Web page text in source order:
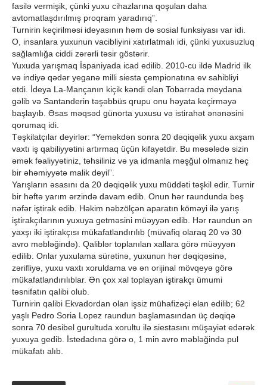
fasilə vermişik, çünki yuxu cihazlarına qoşulan daha
avtomatlaşdırılmış proqram yaradırıq”.
Turnirin keçirilməsi ideyasının həm də sosial funksiyası var idi.
O, insanlara yuxunun vacibliyini xatırlatmalı idi, çünki yuxusuzluq
sağlamlığa ciddi zərərli təsir göstərir.
Yuxuda yarışmaq İspaniyada icad edilib. 2010-cu ildə Madrid ilk
və indiyə qədər yeganə milli siesta çempionatına ev sahibliyi
etdi. İdeya La-Mançanın kiçik kəndi olan Tobarrada meydana
gəlib və Santanderin təşəbbüs qrupu onu həyata keçirməyə
başlayıb. Əsas məqsəd günorta yuxusu və istirahət ənənəsini
qorumaq idi.
Təşkilatçılar deyirlər: “Yeməkdən sonra 20 dəqiqəlik yuxu axşam
vaxtı iş qabiliyyətini artırmaq üçün kifayətdir. Bu məsələdə sizin
əmək fəaliyyətiniz, təhsiliniz və ya idmanla məşğul olmanız heç
bir əhəmiyyətə malik deyil”.
Yarışların əsasını da 20 dəqiqəlik yuxu müddəti təşkil edir. Turnir
bir həftə yarım ərzində davam edib. Onun hər raundunda beş
nəfər iştirak edib. Həkim nəbzölçən aparatın köməyi ilə yarış
iştirakçılarının yuxuya getməsini müəyyən edib. Hər raundun ən
yaxşı iki iştirakçısı mükafatlandırılıb (müvafiq olaraq 20 və 30
avro məbləğində). Qaliblər toplanılan xallara görə müəyyən
edilib. Onlar yuxulama sürətinə, yuxunun hər dəqiqəsinə,
zərifliyə, yuxu vaxtı xoruldama və ən orijinal mövqeyə görə
mükafatlandırılıblar. Ən çox xal toplayan iştirakçı ümumi
təsnifatın qalibi olub.
Turnirin qalibi Ekvadordan olan işsiz mühafizəçi elan edilib; 62
yaşlı Pedro Soria Lopez raundun başlamasından üç dəqiqə
sonra 70 desibel gurultuda xorultu ilə siestasını müşayiət edərək
yuxuya gedib. İstedadına görə o, 1 min avro məbləğində pul
mükafatı alıb.